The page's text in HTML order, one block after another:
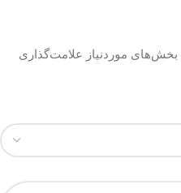
بخش‌های موردنیاز علامت‌گذاری